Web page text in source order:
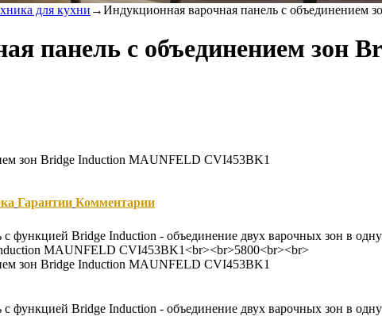
для кухни →Индукционная варочная панель с
панель с объединением зон
зон Bridge Induction MAUNFELD CVI453BK1
Гарантии Комментарии
с функцией Bridge Induction - объединение двух варочных зон в
MAUNFELD CVI453BK1<br><br>5800<br><br>
зон Bridge Induction MAUNFELD CVI453BK1
с функцией Bridge Induction - объединение двух варочных зон в